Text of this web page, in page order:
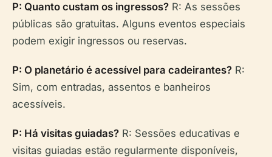
P: Quanto custam os ingressos? R: As sessões
públicas são gratuitas. Alguns eventos especiais
podem exigir ingressos ou reservas.
P: O planetário é acessível para cadeirantes? R:
Sim, com entradas, assentos e banheiros
acessíveis.
P: Há visitas guiadas? R: Sessões educativas e
visitas guiadas estão regularmente disponíveis,